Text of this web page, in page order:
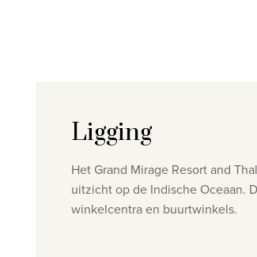
Ligging
Het Grand Mirage Resort and
uitzicht op de Indische Oceaan.
winkelcentra en buurtwinkels.